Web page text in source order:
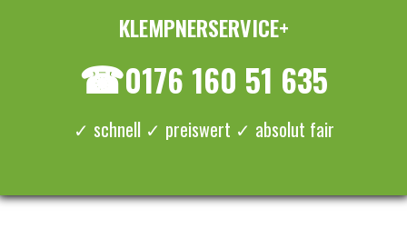
KLEMPNERSERVICE+
☎0176 160 51 635
✓ schnell ✓ preiswert ✓ absolut fair